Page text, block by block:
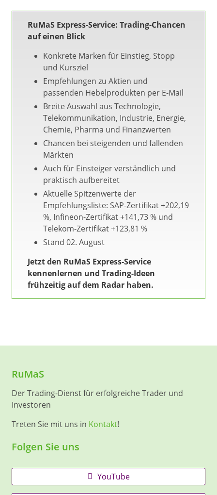
RuMaS Express-Service: Trading-Chancen
auf einen Blick
Konkrete Marken für Einstieg, Stopp
und Kursziel
Empfehlungen zu Aktien und
passenden Hebelprodukten per E-Mail
Breite Auswahl aus Technologie,
Telekommunikation, Industrie, Energie,
Chemie, Pharma und Finanzwerten
Chancen bei steigenden und fallenden
Märkten
Auch für Einsteiger verständlich und
praktisch aufbereitet
Aktuelle Spitzenwerte der
Empfehlungsliste: SAP-Zertifikat +202,19
%, Infineon-Zertifikat +141,73 % und
Telekom-Zertifikat +123,81 %
Stand 02. August
Jetzt den RuMaS Express-Service
kennenlernen und Trading-Ideen
frühzeitig auf dem Radar haben.
RuMaS
Der Trading-Dienst für erfolgreiche Trader und
Investoren
Treten Sie mit uns in Kontakt!
Folgen Sie uns
YouTube